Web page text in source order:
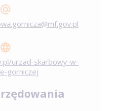
urzad-skarbowy-w-
gorniczej